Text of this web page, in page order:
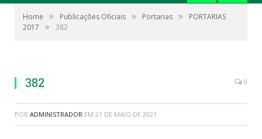
Home » Publicações Oficiais » Portarias »
PORTARIAS
2017
» 382
382 0
POR ADMINISTRADOR EM 21 DE MAIO DE 2021